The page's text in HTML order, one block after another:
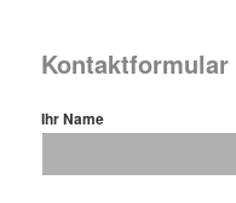
Kontaktformular
Ihr Name